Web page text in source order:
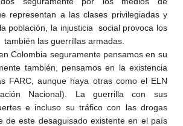
representan a las clases privilegiadas y
población, la injusticia social provoca los
las guerrillas armadas.
Colombia seguramente pensamos en su
también, pensamos en la existencia
FARC, aunque haya otras como el ELN
Nacional). La guerrilla con sus
e incluso su tráfico con las drogas
de este desaguisado existente en el país